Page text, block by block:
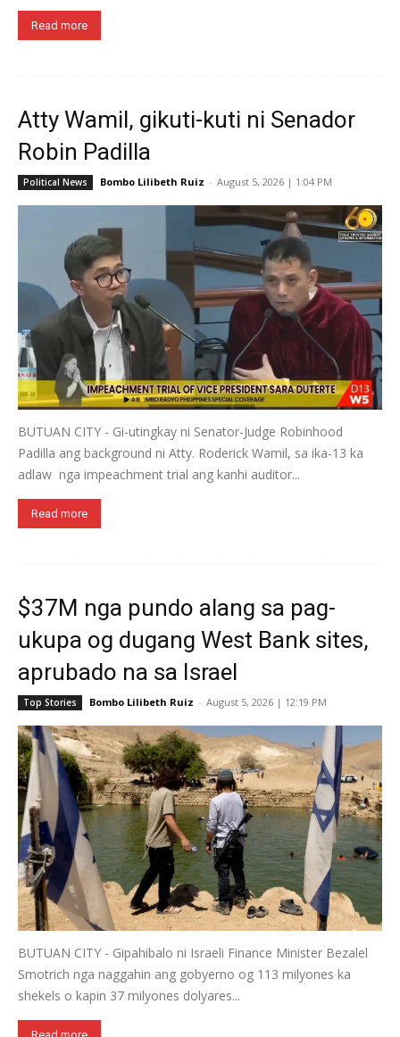
Read more
Atty Wamil, gikuti-kuti ni Senador
Robin Padilla
Political News Bombo Lilibeth Ruiz - August 5, 2026 | 1:04 PM
BUTUAN CITY - Gi-utingkay ni Senator-Judge Robinhood
Padilla ang background ni Atty. Roderick Wamil, sa ika-13 ka
adlaw nga impeachment trial ang kanhi auditor...
Read more
$37M nga pundo alang sa pag-
ukupa og dugang West Bank sites,
aprubado na sa Israel
Top Stories Bombo Lilibeth Ruiz - August 5, 2026 | 12:19 PM
BUTUAN CITY - Gipahibalo ni Israeli Finance Minister Bezalel
Smotrich nga naggahin ang gobyerno og 113 milyones ka
shekels o kapin 37 milyones dolyares...